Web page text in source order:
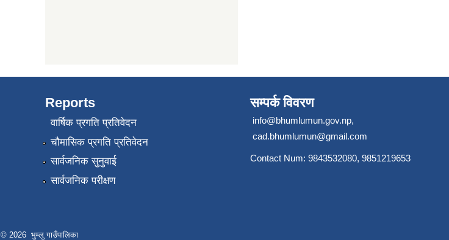
Reports
वार्षिक प्रगति प्रतिवेदन
चौमासिक प्रगति प्रतिवेदन
सार्वजनिक सुनुवाई
सार्वजनिक परीक्षण
सम्पर्क विवरण
info@bhumlumun.gov.np,
cad.bhumlumun@gmail.com
Contact Num: 9843532080, 9851219653
© 2026 भुम्लु गाउँपालिका